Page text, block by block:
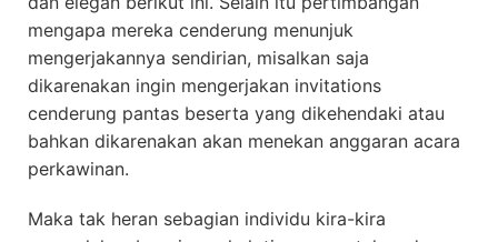
mengapa mereka cenderung menunjuk
mengerjakannya sendirian, misalkan saja
dikarenakan ingin mengerjakan invitations
cenderung pantas beserta yang dikehendaki atau
bahkan dikarenakan akan menekan anggaran acara
perkawinan.
Maka tak heran sebagian individu kira-kira